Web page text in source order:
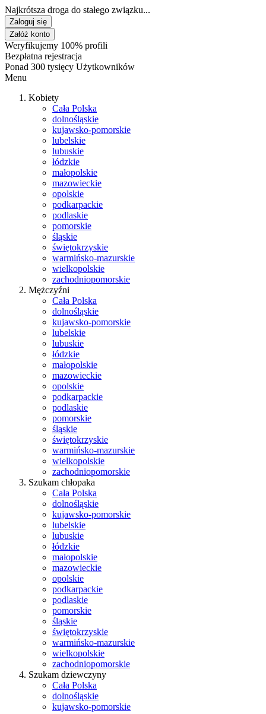
Najkrótsza droga do stałego związku...
Zaloguj się
Załóż konto
Weryfikujemy 100% profili
Bezpłatna rejestracja
Ponad 300 tysięcy Użytkowników
Menu
Kobiety
Cała Polska
dolnośląskie
kujawsko-pomorskie
lubelskie
lubuskie
łódzkie
małopolskie
mazowieckie
opolskie
podkarpackie
podlaskie
pomorskie
śląskie
świętokrzyskie
warmińsko-mazurskie
wielkopolskie
zachodniopomorskie
Mężczyźni
Cała Polska
dolnośląskie
kujawsko-pomorskie
lubelskie
lubuskie
łódzkie
małopolskie
mazowieckie
opolskie
podkarpackie
podlaskie
pomorskie
śląskie
świętokrzyskie
warmińsko-mazurskie
wielkopolskie
zachodniopomorskie
Szukam chłopaka
Cała Polska
dolnośląskie
kujawsko-pomorskie
lubelskie
lubuskie
łódzkie
małopolskie
mazowieckie
opolskie
podkarpackie
podlaskie
pomorskie
śląskie
świętokrzyskie
warmińsko-mazurskie
wielkopolskie
zachodniopomorskie
Szukam dziewczyny
Cała Polska
dolnośląskie
kujawsko-pomorskie